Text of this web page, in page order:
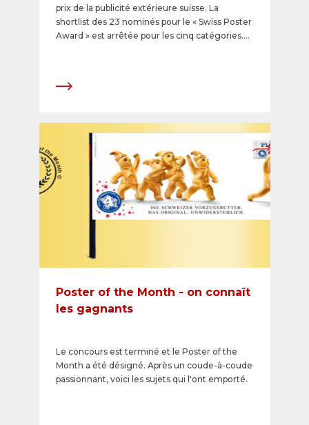
prix de la publicité extérieure suisse. La
shortlist des 23 nominés pour le « Swiss Poster
Award » est arrêtée pour les cinq catégories.
événements majeurs de la branche publicitaire
créations d'affiches seront récompensées en
présence de nombreux invités du secteur
publicitaire, des médias et de l’économie.
Poster of the Month - on connaît
les gagnants
Le concours est terminé et le Poster of the
Month a été désigné. Après un coude-à-coude
passionnant, voici les sujets qui l'ont emporté.​